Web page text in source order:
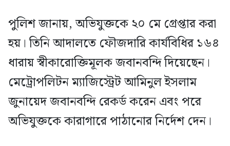
পুলিশ জানায়, অভিযুক্তকে ২০ মে গ্রেপ্তার করা
হয়। তিনি আদালতে ফৌজদারি কার্যবিধির ১৬৪
ধারায় স্বীকারোক্তিমূলক জবানবন্দি দিয়েছেন।
মেট্রোপলিটন ম্যাজিস্ট্রেট আমিনুল ইসলাম
জুনায়েদ জবানবন্দি রেকর্ড করেন এবং পরে
অভিযুক্তকে কারাগারে পাঠানোর নির্দেশ দেন।